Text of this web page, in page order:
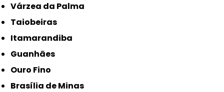
Várzea da Palma
Taiobeiras
Itamarandiba
Guanhães
Ouro Fino
Brasília de Minas